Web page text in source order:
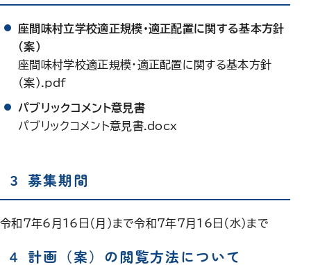
座間味村立学校適正規模・適正配置に関する基本方針
（案）
座間味村学校適正規模・適正配置に関する基本方針
（案）.pdf
パブリックコメント意見書
パブリックコメント意見書.docx
３ 募集期間
令和7年6月16日（月）まで令和7年7月16日（水）まで
４ 計画（案）の閲覧方法について